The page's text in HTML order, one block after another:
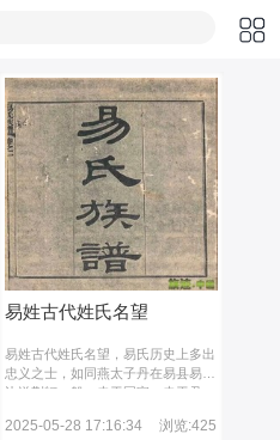
易姓古代姓氏名望
易姓古代姓氏名望，易氏历史上多出
忠义之士，如同燕太子丹在易县易水
边送荆轲一般，忠于国家，忠于君
的大臣，史书上有名有姓的就达数十
2025-05-28 17:16:34 浏览:425